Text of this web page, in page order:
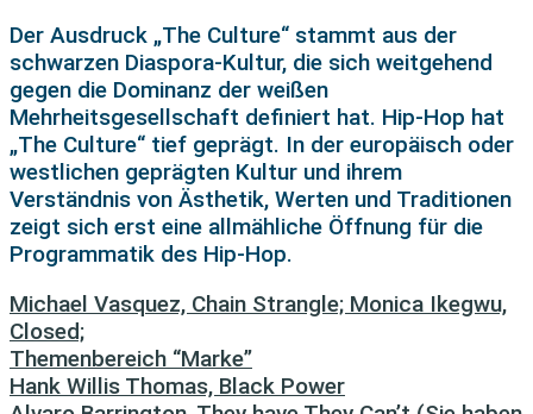
Der Ausdruck „The Culture“ stammt aus der
schwarzen Diaspora-Kultur, die sich weitgehend
gegen die Dominanz der weißen
Mehrheitsgesellschaft definiert hat. Hip-Hop hat
„The Culture“ tief geprägt. In der europäisch oder
westlichen geprägten Kultur und ihrem
Verständnis von Ästhetik, Werten und Traditionen
zeigt sich erst eine allmähliche Öffnung für die
Programmatik des Hip-Hop.
Michael Vasquez, Chain Strangle; Monica Ikegwu,
Closed;
Themenbereich “Marke”
Hank Willis Thomas, Black Power